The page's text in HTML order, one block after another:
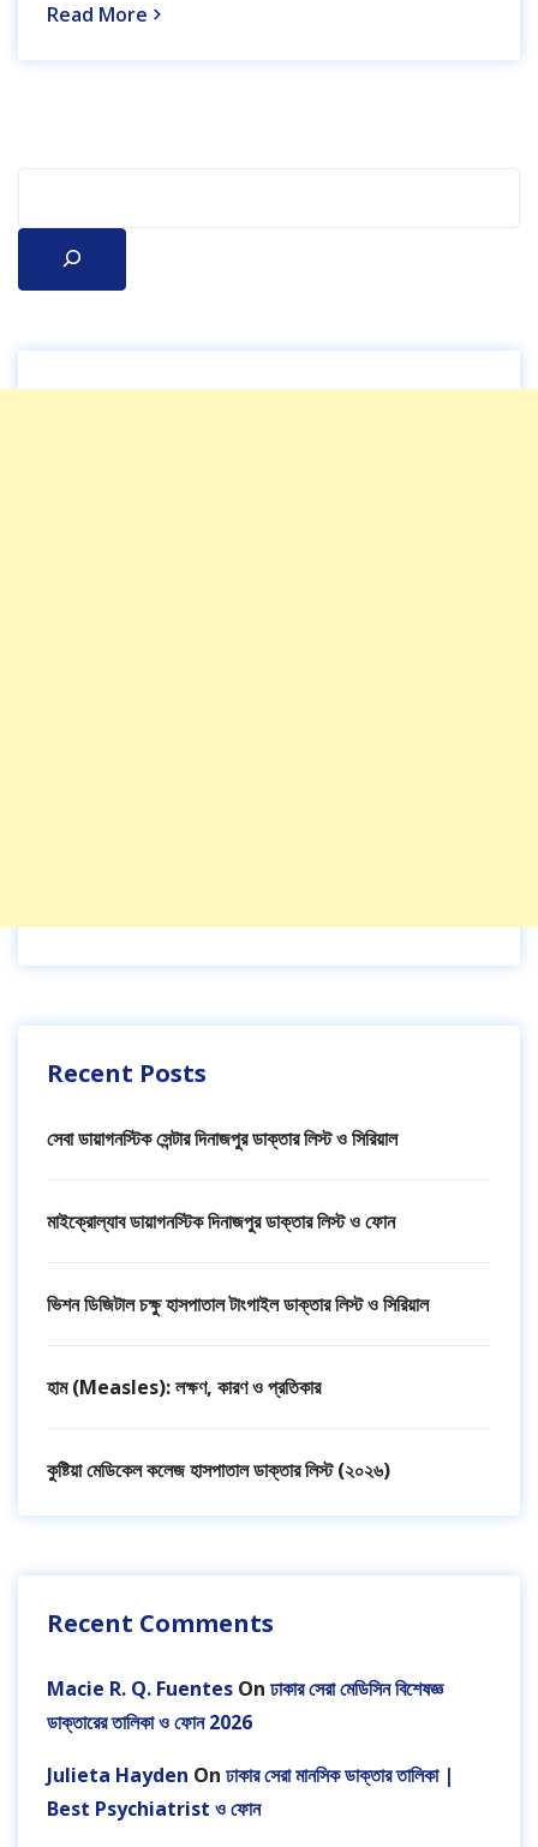
Recent Posts
সেবা ডায়াগনস্টিক সেন্টার দিনাজপুর ডাক্তার লিস্ট ও সিরিয়াল
মাইক্রোল্যাব ডায়াগনস্টিক দিনাজপুর ডাক্তার লিস্ট ও ফোন
ভিশন ডিজিটাল চক্ষু হাসপাতাল টাংগাইল ডাক্তার লিস্ট ও সিরিয়াল
হাম (Measles): লক্ষণ, কারণ ও প্রতিকার
কুষ্টিয়া মেডিকেল কলেজ হাসপাতাল ডাক্তার লিস্ট (২০২৬)
Recent Comments
Macie R. Q. Fuentes On ঢাকার সেরা মেডিসিন বিশেষজ্ঞ
ডাক্তারের তালিকা ও ফোন 2026
Julieta Hayden On ঢাকার সেরা মানসিক ডাক্তার তালিকা |
Best Psychiatrist ও ফোন
Read More